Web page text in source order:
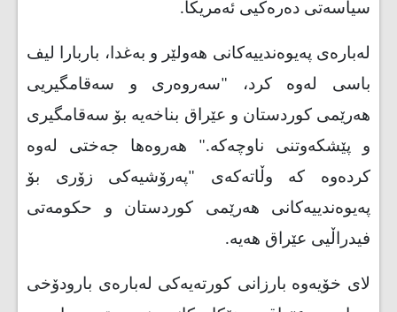
سیاسەتی دەرەكیی ئەمریکا.
لەبارەی پەیوەندییەکانی هەولێر و بەغدا، باربارا لیف
باسی لەوە کرد، "سەروەری و سەقامگیریی
هەرێمی كوردستان و عێراق بناخەیە بۆ سەقامگیری
و پێشكەوتنی ناوچەكە." هەروەها جەختی لەوە
كردەوە كە وڵاتەكەی "پەرۆشیەكی زۆری بۆ
پەیوەندییەكانی هەرێمی كوردستان و حكومەتی
فیدراڵیی عێراق هەیە.
لای خۆیەوە بارزانی كورتەیەكی لەبارەی بارودۆخی